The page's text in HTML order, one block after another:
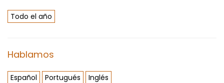
Todo el año
Hablamos
Español Portugués Inglés